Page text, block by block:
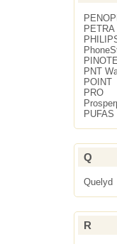
PETRA
PNT
POINT
PRO
PUFAS
Q
Quelyd
R